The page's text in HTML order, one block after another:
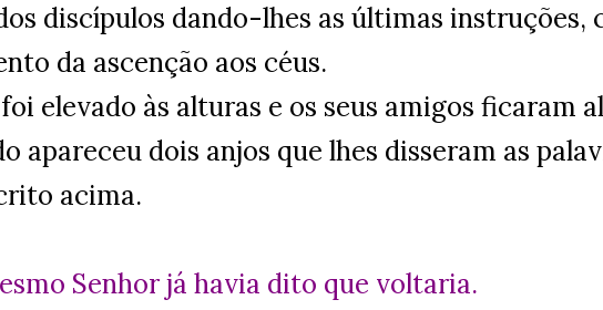
discípulos dando-lhes as últimas instruções,
da ascenção aos céus.
elevado às alturas e os seus amigos ficaram
apareceu dois anjos que lhes disseram as
acima.
Senhor já havia dito que voltaria.